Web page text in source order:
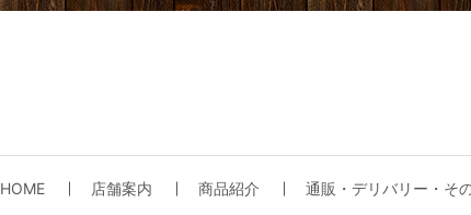
HOME 店舗案内 商品紹介 通販・デリバリー・そ